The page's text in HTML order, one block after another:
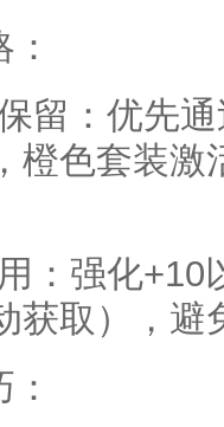
留：优先
橙色套装激
：强化+10
获取），